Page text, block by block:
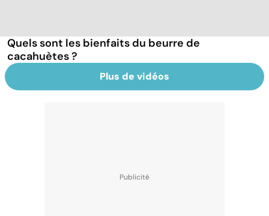
Quels sont les bienfaits du beurre de
cacahuètes ?
Plus de vidéos